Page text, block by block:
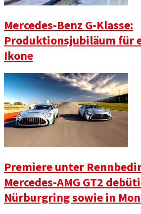
Mercedes-Benz G-Klasse:
Produktionsjubiläum für
Ikone
Premiere unter
Mercedes-AMG GT2
Nürburgring sowie in